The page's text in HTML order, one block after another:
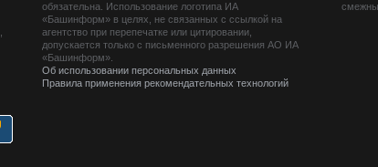
обязательна. Использование логотипа ИА
«Башинформ» в целях, не связанных с ссылкой на
агентство при перепечатке или цитировании,
допускается только с письменного разрешения АО ИА
«Башинформ».
Об использовании персональных данных
Правила применения рекомендательных технологий